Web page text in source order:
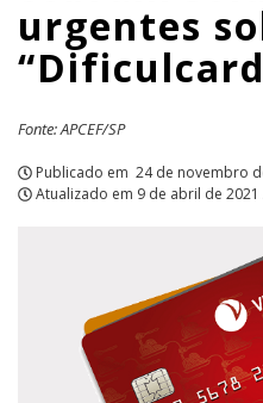
urgentes
Fonte: APCEF/SP
Publicado em 24 de novembro
Atualizado em 9 de abril de